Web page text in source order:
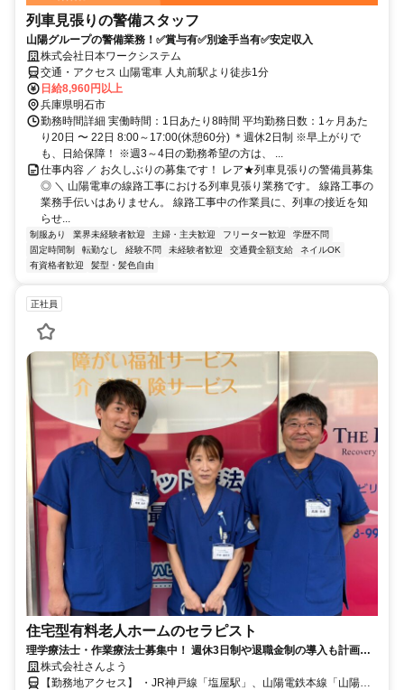
列車見張りの警備スタッフ
山陽グループの警備業務！✅賞与有✅別途手当有✅安定収入
株式会社日本ワークシステム
交通・アクセス 山陽電車 人丸前駅より徒歩1分
日給8,960円以上
兵庫県明石市
勤務時間詳細 実働時間：1日あたり8時間 平均勤務日数：1ヶ月あた
り20日 〜 22日 8:00～17:00(休憩60分) ＊週休2日制 ※早上がりで
も、日給保障！ ※週3～4日の勤務希望の方は、 ...
仕事内容 ／ お久しぶりの募集です！ レア★列車見張りの警備員募集
◎ ＼ 山陽電車の線路工事における列車見張り業務です。 線路工事の
業務手伝いはありません。 線路工事中の作業員に、列車の接近を知
らせ...
制服あり 業界未経験者歓迎 主婦・主夫歓迎 フリーター歓迎
学歴不問
固定時間制
転勤なし 経験不問 未経験者歓迎 交通費全額支給
ネイルOK
有資格者歓迎
髪型・髪色自由
正社員
住宅型有料老人ホームのセラピスト
理学療法士・作業療法士募集中！ 週休3日制や退職金制の導入も計画
中！勤務開始日応相談＊充実の福利厚生＊
株式会社さんよう
【勤務地アクセス】 ・JR神戸線「塩屋駅」、山陽電鉄本線「山陽塩